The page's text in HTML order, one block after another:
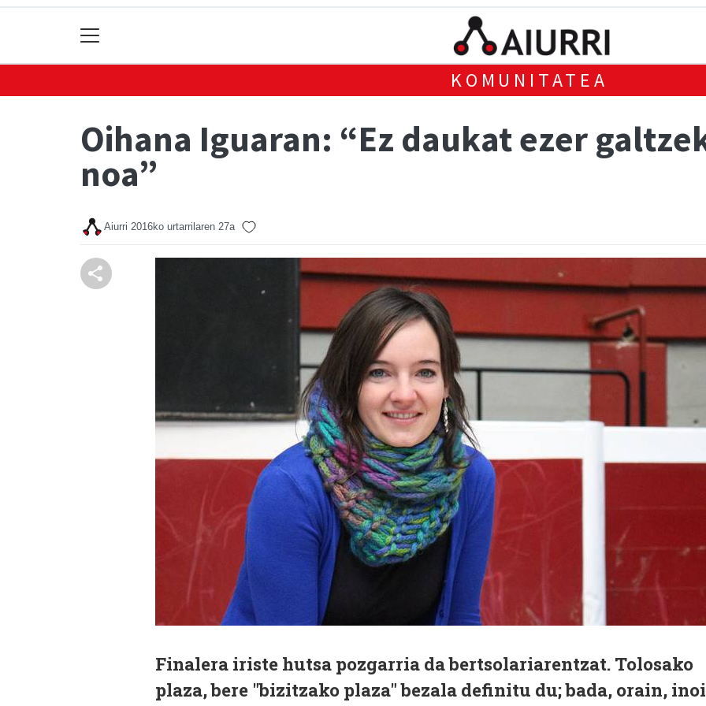
KOMUNITATEA
Oihana Iguaran: “Ez daukat ezer
noa”
Aiurri 2016ko urtarrilaren 27a
Finalera iriste hutsa pozgarria da bertsolariarentzat. Tolosako
plaza, bere "bizitzako plaza" bezala definitu du; bada, orain,